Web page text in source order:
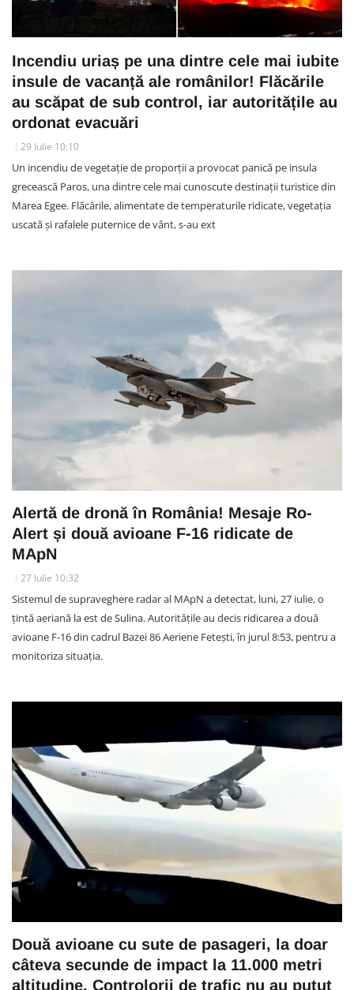
Incendiu uriaș pe una dintre cele mai iubite
insule de vacanță ale românilor! Flăcările
au scăpat de sub control, iar autoritățile au
ordonat evacuări
29 Iulie 10:10
Un incendiu de vegetație de proporții a provocat panică pe insula
grecească Paros, una dintre cele mai cunoscute destinații turistice din
Marea Egee. Flăcările, alimentate de temperaturile ridicate, vegetația
uscată și rafalele puternice de vânt, s-au ext
Alertă de dronă în România! Mesaje Ro-
Alert și două avioane F-16 ridicate de
MApN
27 Iulie 10:32
Sistemul de supraveghere radar al MApN a detectat, luni, 27 iulie, o
țintă aeriană la est de Sulina. Autoritățile au decis ridicarea a două
avioane F-16 din cadrul Bazei 86 Aeriene Fetești, în jurul 8:53, pentru a
monitoriza situația.
Două avioane cu sute de pasageri, la doar
câteva secunde de impact la 11.000 metri
altitudine. Controlorii de trafic nu au putut